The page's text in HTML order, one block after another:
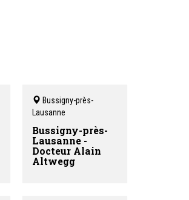
Bussigny-près-
Lausanne
Bussigny-près-
Lausanne -
Docteur Alain
Altwegg